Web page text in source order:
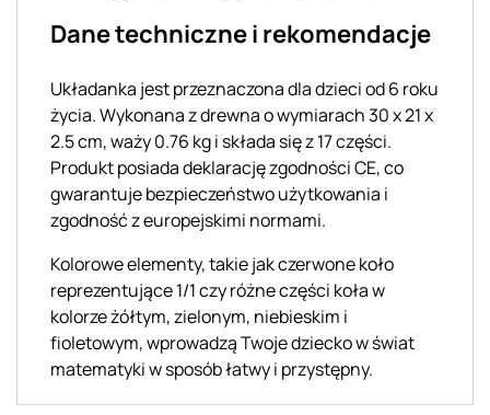
Dane techniczne i rekomendacje
Układanka jest przeznaczona dla dzieci od 6 roku
życia. Wykonana z drewna o wymiarach 30 x 21 x
2.5 cm, waży 0.76 kg i składa się z 17 części.
Produkt posiada deklarację zgodności CE, co
gwarantuje bezpieczeństwo użytkowania i
zgodność z europejskimi normami.
Kolorowe elementy, takie jak czerwone koło
reprezentujące 1/1 czy różne części koła w
kolorze żółtym, zielonym, niebieskim i
fioletowym, wprowadzą Twoje dziecko w świat
matematyki w sposób łatwy i przystępny.